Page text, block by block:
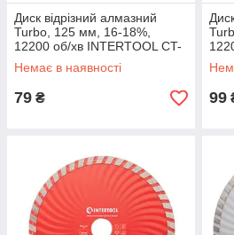
Диск відрізний алмазний
Turbo, 125 мм, 16-18%,
12200 об/хв INTERTOOL CT-
2002
Немає в наявності
79 ₴
2007
99